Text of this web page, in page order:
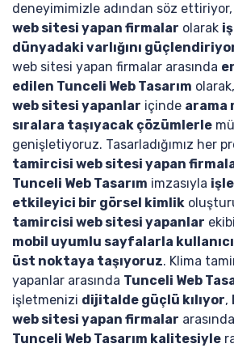
deneyimimizle adından söz ettiriyor,
web sitesi yapan firmalar olarak
dünyadaki varlığını
web sitesi yapan firmalar arasında
edilen Tunceli Web Tasarım olarak,
web sitesi yapanlar içinde arama
sıralara taşıyacak çözümlerle
genişletiyoruz. Tasarladığımız her
tamircisi web sitesi yapan
Tunceli Web Tasarım imzasıyla
etkileyici bir görsel kimlik
tamircisi web sitesi yapanlar
mobil uyumlu sayfalarla
üst noktaya taşıyoruz. Klima
yapanlar arasında Tunceli Web
işletmenizi dijitalde güçlü kılıyor,
web sitesi yapan firmalar
Tunceli Web Tasarım kalitesiyle